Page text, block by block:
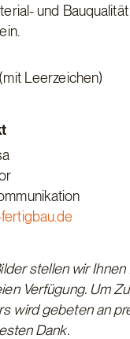
und
Leerzeichen)
stellen wir
Verfügung. Um
wird gebeten an
Dank.